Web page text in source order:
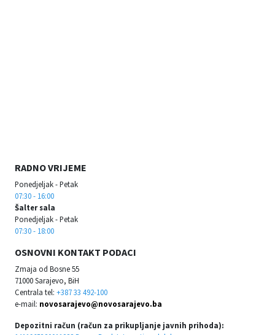
RADNO VRIJEME
Ponedjeljak - Petak
07:30 - 16:00
Šalter sala
Ponedjeljak - Petak
07:30 - 18:00
OSNOVNI KONTAKT PODACI
Zmaja od Bosne 55
71000 Sarajevo, BiH
Centrala tel: +387 33 492-100
e-mail: novosarajevo@novosarajevo.ba
Depozitni račun (račun za prikupljanje javnih prihoda):